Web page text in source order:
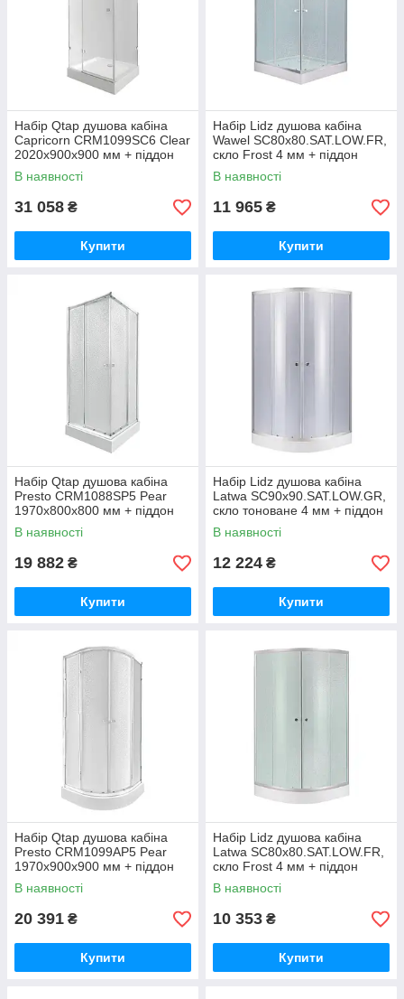
Набір Qtap душова кабіна
Capricorn CRM1099SC6 Clear
2020x900x900 мм + піддон
Tern 309912C 90x90x12 см
В наявності
31 058 ₴
Купити
Набір Lidz душова кабіна
Wawel SC80x80.SAT.LOW.FR,
скло Frost 4 мм + піддон
Mazur
В наявності
11 965 ₴
Купити
Набір Qtap душова кабіна
Presto CRM1088SP5 Pear
1970x800x800 мм + піддон
Tern 308812C 80x80x12 см із
сифоном
В наявності
19 882 ₴
Купити
Набір Lidz душова кабіна
Latwa SC90x90.SAT.LOW.GR,
скло тоноване 4 мм + піддон
Kupala
В наявності
12 224 ₴
Купити
Набір Qtap душова кабіна
Presto CRM1099AP5 Pear
1970x900x900 мм + піддон
Robin 309912C 90x90x12 см
із сифоном
В наявності
20 391 ₴
Купити
Набір Lidz душова кабіна
Latwa SC80x80.SAT.LOW.FR,
скло Frost 4 мм + піддон
Kupala
В наявності
10 353 ₴
Купити